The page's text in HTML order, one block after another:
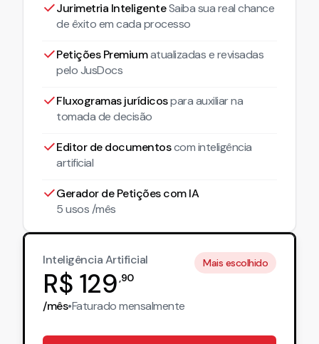
Jurimetria InteligenteSaiba sua real chance
de êxito em cada processo
Petições Premiumatualizadase revisadas
pelo JusDocs
Fluxogramas jurídicospara auxiliar na
tomada de decisão
Editor de documentoscom inteligência
artificial
Gerador de Petições com IA
5 usos /mês
Inteligência Artificial
R$ 129,90
Mais escolhido
/mês•Faturadomensalmente